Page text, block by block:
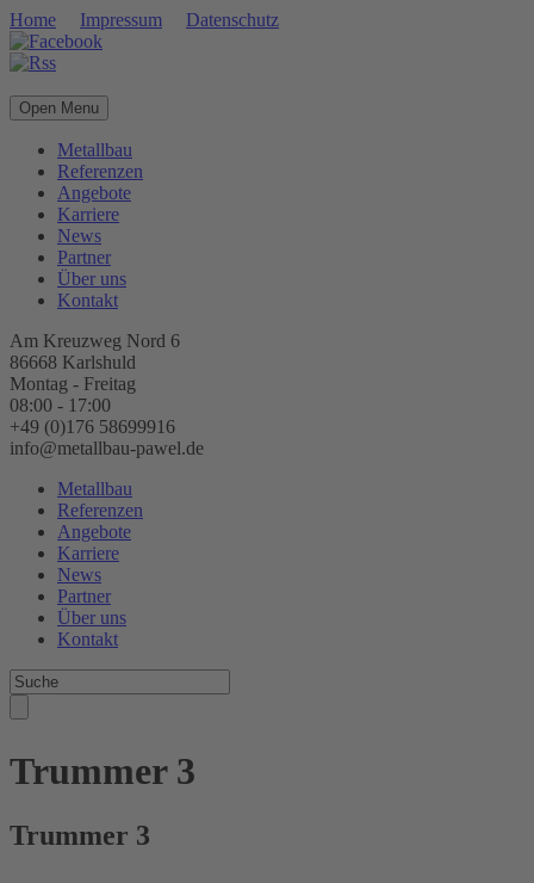
Home Impressum Datenschutz
Open Menu
Metallbau
Referenzen
Angebote
Karriere
News
Partner
Über uns
Kontakt
Am Kreuzweg Nord 6
86668 Karlshuld
Montag - Freitag
08:00 - 17:00
+49 (0)176 58699916
info@metallbau-pawel.de
Metallbau
Referenzen
Angebote
Karriere
News
Partner
Über uns
Kontakt
Trummer 3
Trummer 3